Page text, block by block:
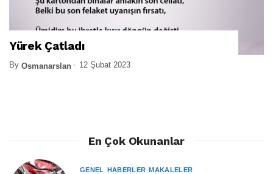
Yürek Çatladı
By Osmanarslan 12 Şubat 2023
En Çok Okunanlar
GENEL HABERLER MAKALELER